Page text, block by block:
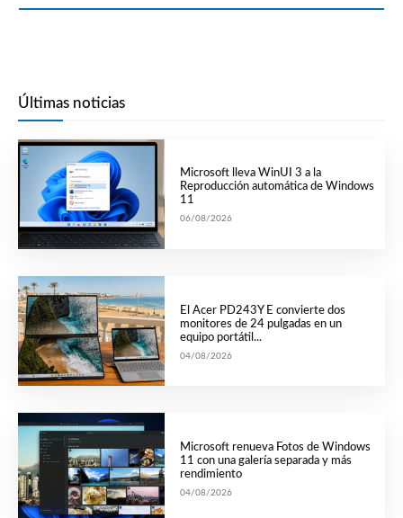
Últimas noticias
Microsoft lleva WinUI 3 a la
Reproducción automática de Windows
11
06/08/2026
El Acer PD243Y E convierte dos
monitores de 24 pulgadas en un
equipo portátil...
04/08/2026
Microsoft renueva Fotos de Windows
11 con una galería separada y más
rendimiento
04/08/2026